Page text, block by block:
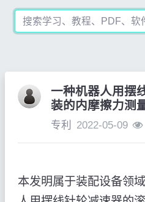
一种机器人用摆
装的内摩擦力测
专利 2022-05-09
本发明属于装配设备领